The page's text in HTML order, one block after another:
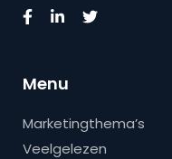
Menu
Marketingthema’s
Veelgelezen